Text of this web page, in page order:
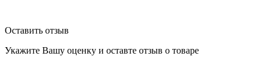
Оставить отзыв
Укажите Вашу оценку и оставте отзыв о товаре